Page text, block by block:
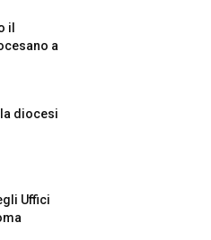
il
a
diocesi
Uffici